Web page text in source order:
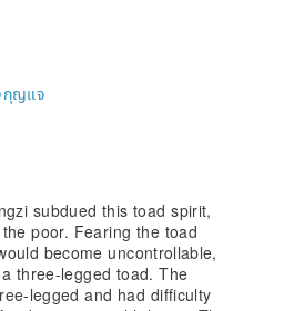
1.8x1.1x0.9cm
ญแจ
subdued this toad spirit,
poor. Fearing the toad
become uncontrollable,
three-legged toad. The
legged and had difficulty